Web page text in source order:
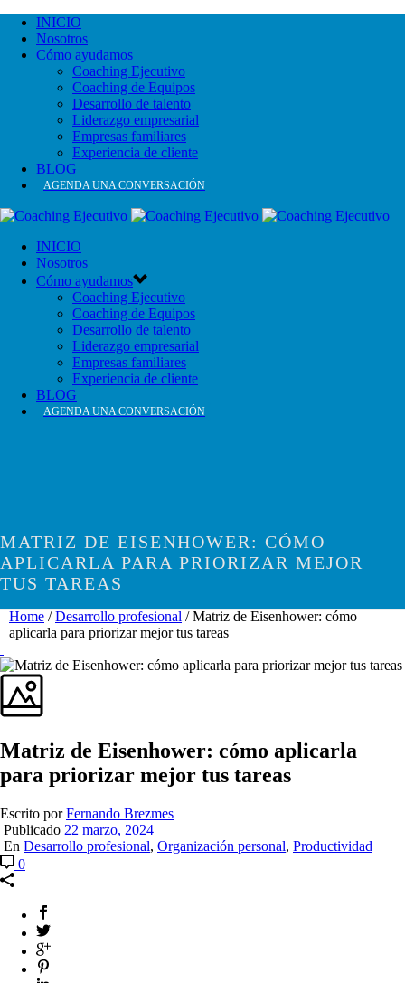
INICIO
Nosotros
Cómo ayudamos
Coaching Ejecutivo
Coaching de Equipos
Desarrollo de talento
Liderazgo empresarial
Empresas familiares
Experiencia de cliente
BLOG
AGENDA UNA CONVERSACIÓN
INICIO
Nosotros
Cómo ayudamos
Coaching Ejecutivo
Coaching de Equipos
Desarrollo de talento
Liderazgo empresarial
Empresas familiares
Experiencia de cliente
BLOG
AGENDA UNA CONVERSACIÓN
MATRIZ DE EISENHOWER: CÓMO
APLICARLA PARA PRIORIZAR MEJOR
TUS TAREAS
Home /Desarrollo profesional / Matriz de Eisenhower: cómo
aplicarla para priorizar mejor tus tareas
Matriz de Eisenhower: cómo aplicarla
para priorizar mejor tus tareas
Escrito porFernando Brezmes
Publicado 22 marzo, 2024
En Desarrollo profesional, Organización personal, Productividad
0